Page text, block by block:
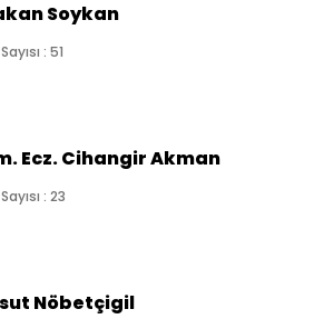
Soykan
: 51
Ecz. Cihangir Akman
: 23
Nöbetçigil